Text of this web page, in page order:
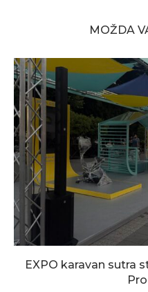
MOŽDA
EXPO karavan sutra